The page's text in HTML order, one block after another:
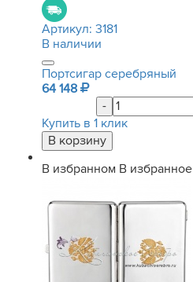
Артикул: 3181
В наличии
Портсигар серебряный
64 148
-
Купить в 1 клик
В избранном В избранное